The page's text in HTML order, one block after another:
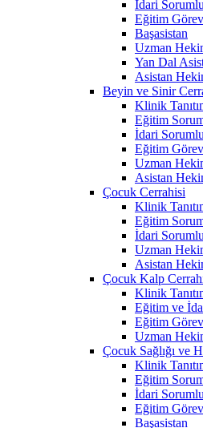
İdari Sorumlu
Eğitim
Başasistan
Uzman
Yan Dal
Asistan
Beyin ve Sinir
Klinik
Eğitim
İdari Sorumlu
Eğitim
Uzman
Asistan
Çocuk Cerrahisi
Klinik
Eğitim
İdari Sorumlu
Uzman
Asistan
Çocuk Kalp
Klinik
Eğitim ve
Eğitim
Uzman
Çocuk Sağlığı ve
Klinik
Eğitim
İdari Sorumlu
Eğitim
Başasistan